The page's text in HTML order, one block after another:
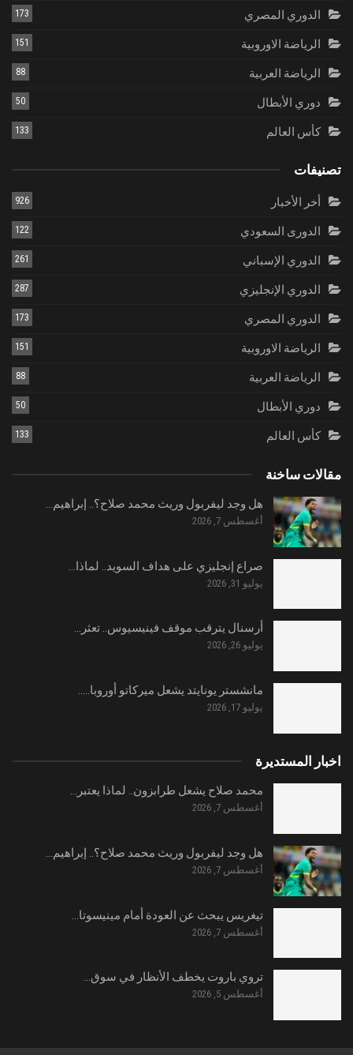
الدوري المصري 173
الرياضة الاوروبية 151
الرياضة العربية 88
دوري الأبطال 50
كأس العالم 133
تصنيفات
أخر الأخبار 926
الدورى السعودي 122
الدوري الإسباني 261
الدوري الإنجليزي 287
الدوري المصري 173
الرياضة الاوروبية 151
الرياضة العربية 88
دوري الأبطال 50
كأس العالم 133
مقالات ساخنة
هل وجد ليفربول وريث محمد صلاح؟.. إبراهيم…
أغسطس 7, 2026
صراع إنجليزي على هداف السويد.. لماذا…
يوليو 31, 2026
أرسنال يترقب موقف فينيسيوس.. تعثر…
يوليو 26, 2026
مانشستر يونايتد يشعل ميركاتو أوروبا..…
يوليو 17, 2026
اخبار المستديرة
محمد صلاح يشعل طرابزون.. لماذا يعتبر…
أغسطس 7, 2026
هل وجد ليفربول وريث محمد صلاح؟.. إبراهيم…
أغسطس 7, 2026
تيغريس يبحث عن العودة أمام مينيسوتا…
أغسطس 7, 2026
تروي باروت يخطف الأنظار في سوق…
أغسطس 5, 2026